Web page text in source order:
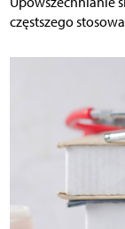
częstszego